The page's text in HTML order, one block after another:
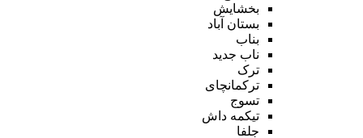
بخشایش
بستان آباد
بناب
ناب جدید
ترک
ترکمانچای
تسوج
تیکمه داش
جلفا